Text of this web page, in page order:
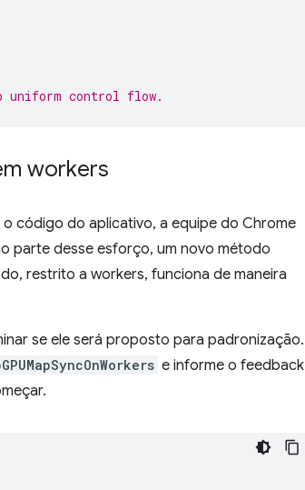
uniform control flow.
workers
código do aplicativo, a equipe do Chrome
parte desse esforço, um novo método
restrito a workers, funciona de maneira
se ele será proposto para padronização.
e informe o feedback